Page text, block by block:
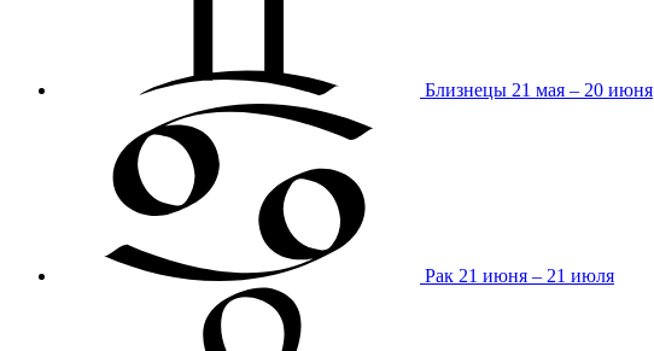
Близнецы 21 мая – 20 июня
Рак 21 июня – 21 июля